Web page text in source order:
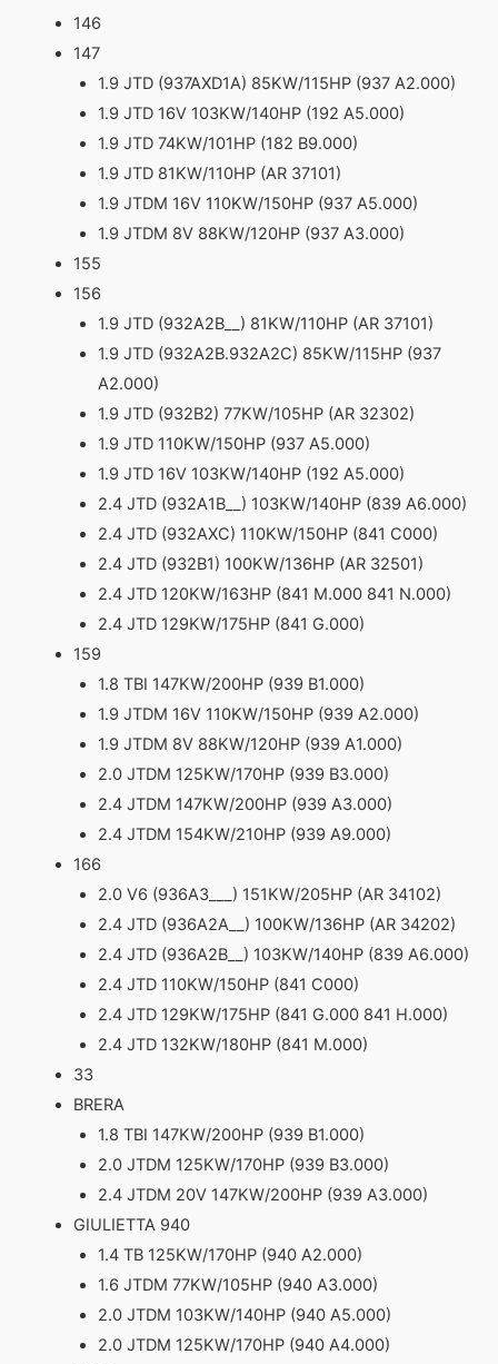
146
147
1.9 JTD (937AXD1A) 85KW/115HP (937 A2.000)
1.9 JTD 16V 103KW/140HP (192 A5.000)
1.9 JTD 74KW/101HP (182 B9.000)
1.9 JTD 81KW/110HP (AR 37101)
1.9 JTDM 16V 110KW/150HP (937 A5.000)
1.9 JTDM 8V 88KW/120HP (937 A3.000)
155
156
1.9 JTD (932A2B__) 81KW/110HP (AR 37101)
1.9 JTD (932A2B.932A2C) 85KW/115HP (937
A2.000)
1.9 JTD (932B2) 77KW/105HP (AR 32302)
1.9 JTD 110KW/150HP (937 A5.000)
1.9 JTD 16V 103KW/140HP (192 A5.000)
2.4 JTD (932A1B__) 103KW/140HP (839 A6.000)
2.4 JTD (932AXC) 110KW/150HP (841 C000)
2.4 JTD (932B1) 100KW/136HP (AR 32501)
2.4 JTD 120KW/163HP (841 M.000 841 N.000)
2.4 JTD 129KW/175HP (841 G.000)
159
1.8 TBI 147KW/200HP (939 B1.000)
1.9 JTDM 16V 110KW/150HP (939 A2.000)
1.9 JTDM 8V 88KW/120HP (939 A1.000)
2.0 JTDM 125KW/170HP (939 B3.000)
2.4 JTDM 147KW/200HP (939 A3.000)
2.4 JTDM 154KW/210HP (939 A9.000)
166
2.0 V6 (936A3___) 151KW/205HP (AR 34102)
2.4 JTD (936A2A__) 100KW/136HP (AR 34202)
2.4 JTD (936A2B__) 103KW/140HP (839 A6.000)
2.4 JTD 110KW/150HP (841 C000)
2.4 JTD 129KW/175HP (841 G.000 841 H.000)
2.4 JTD 132KW/180HP (841 M.000)
33
BRERA
1.8 TBI 147KW/200HP (939 B1.000)
2.0 JTDM 125KW/170HP (939 B3.000)
2.4 JTDM 20V 147KW/200HP (939 A3.000)
GIULIETTA 940
1.4 TB 125KW/170HP (940 A2.000)
1.6 JTDM 77KW/105HP (940 A3.000)
2.0 JTDM 103KW/140HP (940 A5.000)
2.0 JTDM 125KW/170HP (940 A4.000)